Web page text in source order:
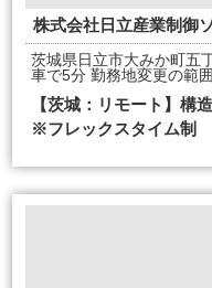
株式会社日立産業制御
茨城県日立市大みか町五
車で5分 勤務地変更の範
【茨城：リモート】構
※フレックスタイム制